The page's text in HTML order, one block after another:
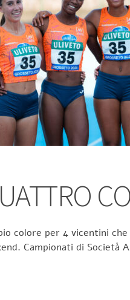
colore per 4 vicentini
Campionati di Società